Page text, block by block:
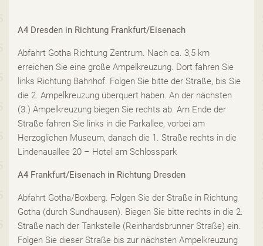
A4 Dresden in Richtung Frankfurt/Eisenach
Abfahrt Gotha Richtung Zentrum. Nach ca. 3,5 km
erreichen Sie eine große Ampelkreuzung. Dort fahren Sie
links Richtung Bahnhof. Folgen Sie bitte der Straße, bis Sie
die 2. Ampelkreuzung überquert haben. An der nächsten
(3.) Ampelkreuzung biegen Sie rechts ab. Am Ende der
Straße fahren Sie links in die Parkallee, vorbei am
Herzoglichen Museum, danach die 1. Straße rechts in die
Lindenauallee 20 – Hotel am Schlosspark
A4 Frankfurt/Eisenach in Richtung Dresden
Abfahrt Gotha/Boxberg. Folgen Sie der Straße in Richtung
Gotha (durch Sundhausen). Biegen Sie bitte rechts in die 2.
Straße nach der Tankstelle (Reinhardsbrunner Straße) ein.
Folgen Sie dieser Straße bis zur nächsten Ampelkreuzung